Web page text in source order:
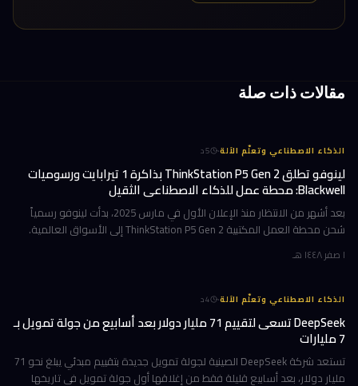
مقالات ذات صلة
الذكاء الاصطناعي وتعلّم الآلة·
5د
لينوفو تطلق ThinkStation P5 Gen 2 بذاكرة 1 تيرابايت ورسوميات
Blackwell: محطة عمل للذكاء الاصطناعي الثقيل
بعد أشهر من الانتظار منذ الإعلان الأول في مارس 2025، بدأت لينوفو رسمياً
شحن محطة العمل المكتبية ThinkStation P5 Gen 2 إلى الأسواق العالمية.
١ صفر ١٤٤٨ هـ
الذكاء الاصطناعي وتعلّم الآلة·
4د
DeepSeek تسعى لتقييم 71 مليار دولار بعد أسابيع من جولة تمويل بـ
7 مليارات
تستعد شركة DeepSeek الصينية لجولة تمويل جديدة بتقييم مبدئي يبلغ نحو 71
مليار دولار، بعد أسابيع قليلة فقط من إغلاقها أول جولة تمويل في تاريخها